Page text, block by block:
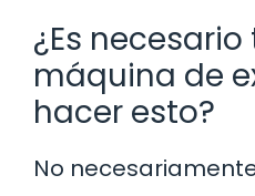
¿Es
máquina de
hacer esto?
No